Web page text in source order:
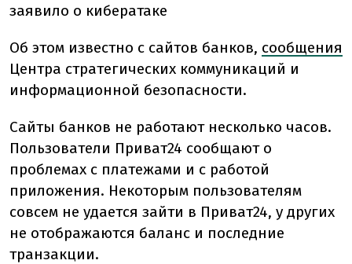
заявило о кибератаке
Об этом известно с сайтов банков, сообщения
Центра стратегических коммуникаций и
информационной безопасности.
Сайты банков не работают несколько часов.
Пользователи Приват24 сообщают о
проблемах с платежами и с работой
приложения. Некоторым пользователям
совсем не удается зайти в Приват24, у других
не отображаются баланс и последние
транзакции.